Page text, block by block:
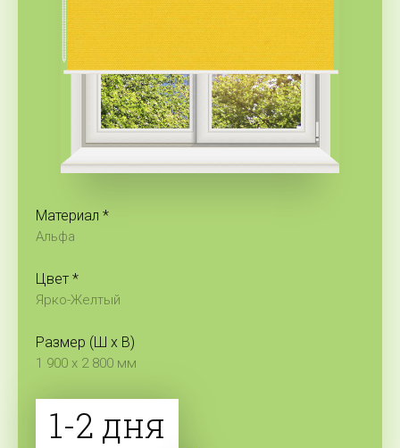
Материал *
Альфа
Цвет *
Ярко-Желтый
Размер (Ш x В)
1 900 x 2 800 мм
1-2 дня